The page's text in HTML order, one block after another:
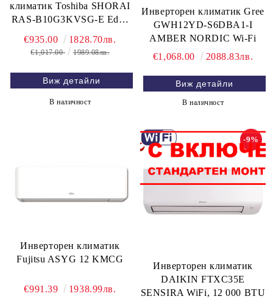
климатик Toshiba SHORAI
RAS-B10G3KVSG-E Edge
WiFi, 10 000 BTU
€935.00 1828.70лв.
€1,017.00 1989.08лв.
Виж детайли
В наличност
Инверторен климатик Gree
GWH12YD-S6DBA1-I
AMBER NORDIC Wi-Fi
€1,068.00
2088.83лв.
Виж детайли
В наличност
Инверторен климатик
Fujitsu ASYG 12 KMCG
€991.39 1938.99лв.
Инверторен климатик
DAIKIN FTXC35E
SENSIRA WiFi, 12 000 BTU
-9%